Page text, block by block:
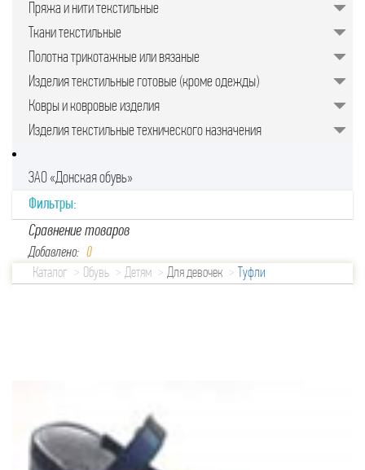
Пряжа и нити текстильные
Ткани текстильные
Полотна трикотажные или вязаные
Изделия текстильные готовые (кроме одежды)
Ковры и ковровые изделия
Изделия текстильные технического назначения
ЗАО «Донская обувь»
Фильтры:
Сравнение товаров
Добавлено: 0
Каталог
Обувь Детям Для девочек Туфли